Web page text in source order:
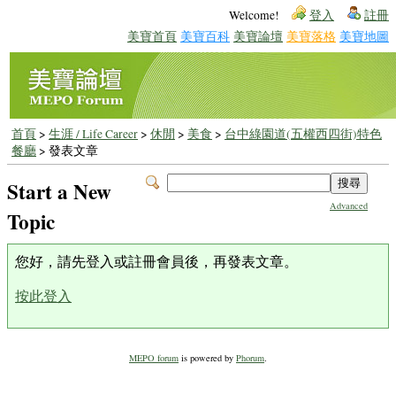
Welcome! 登入 註冊
美寶首頁 美寶百科 美寶論壇 美寶落格 美寶地圖
首頁> 生涯 / Life Career> 休閒 > 美食 > 台中綠園道(五權西四街)特色
餐廳> 發表文章
Advanced
Start a New
Topic
您好，請先登入或註冊會員後，再發表文章。
按此登入
MEPO forum is powered by Phorum.